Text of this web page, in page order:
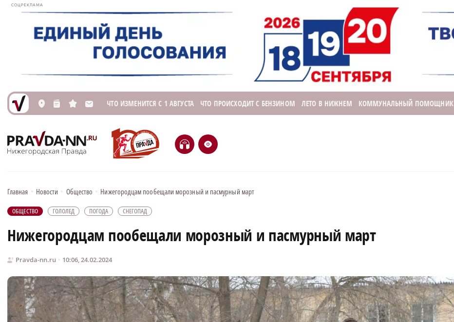
СОЦРЕКЛАМА
L n s M ЧТО ИЗМЕНИТСЯ С 1 АВГУСТА ЧТО ПРОИСХОДИТ С БЕНЗИНОМ ЛЕТО В НИЖНЕМ КОММУНАЛЬНЫЙ ПОМОЩНИК
H e
Главная • Новости • Общество • Нижегородцам пообещали морозный и пасмурный март
ОБЩЕСТВО ГОЛОЛЕД ПОГОДА СНЕГОПАД
Нижегородцам пообещали морозный и пасмурный март
Pravda-nn.ru 10:06, 24.02.2024